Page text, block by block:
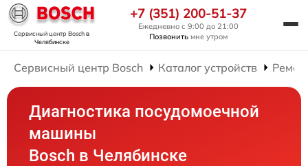
Сервисный центр Boschв
Челябинске
+7 (351) 200-51-37
Ежедневно с 9:00 до 21:00
Позвонить мне утром
Сервисный центр Bosch Каталог устройств
Диагностика посудомоечной
машины
Bosch в Челябинске